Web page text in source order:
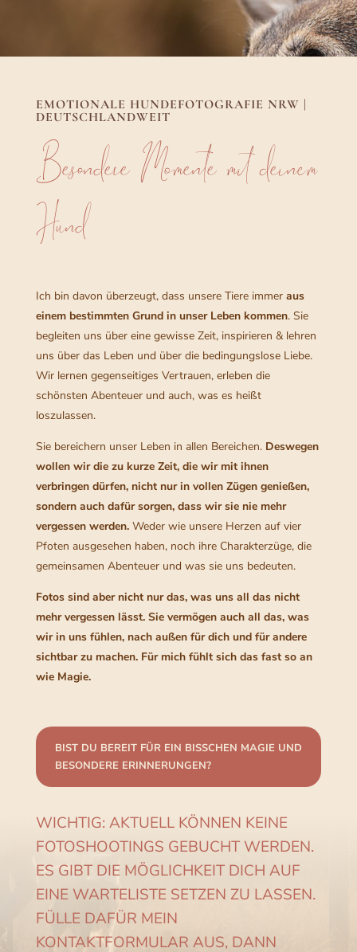
EMOTIONALE HUNDEFOTOGRAFIE NRW |
DEUTSCHLANDWEIT
Besondere Momente mit deinem
Hund
Ich bin davon überzeugt, dass unsere Tiere immer aus
einem bestimmten Grund in unser Leben kommen. Sie
begleiten uns über eine gewisse Zeit, inspirieren & lehren
uns über das Leben und über die bedingungslose Liebe.
Wir lernen gegenseitiges Vertrauen, erleben die
schönsten Abenteuer und auch, was es heißt
loszulassen.
Sie bereichern unser Leben in allen Bereichen. Deswegen
wollen wir die zu kurze Zeit, die wir mit ihnen
verbringen dürfen, nicht nur in vollen Zügen genießen,
sondern auch dafür sorgen, dass wir sie nie mehr
vergessen werden.Weder wie unsere Herzen auf vier
Pfoten ausgesehen haben, noch ihre Charakterzüge, die
gemeinsamen Abenteuer und was sie uns bedeuten.
Fotos sind aber nicht nur das, was uns all das nicht
mehr vergessen lässt. Sie vermögen auch all das, was
wir in uns fühlen, nach außen für dich und für andere
sichtbar zu machen. Für mich fühlt sich das fast so an
wie Magie.
BIST DU BEREIT FÜR EIN BISSCHEN MAGIE UND
BESONDERE ERINNERUNGEN?
WICHTIG: AKTUELL KÖNNEN KEINE
FOTOSHOOTINGS GEBUCHT WERDEN.
ES GIBT DIE MÖGLICHKEIT DICH AUF
EINE WARTELISTE SETZEN ZU LASSEN.
FÜLLE DAFÜR MEIN
KONTAKTFORMULAR AUS, DANN